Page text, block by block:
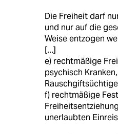
Die Freiheit darf
und nur auf die
Weise entzogen
[...]
e) rechtmäßige
psychisch
f) rechtmäßige
unerlaubten